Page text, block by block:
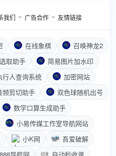
我们 广告合作 友情链接
在线象棋
召唤神龙2
取助手
简易图片加水印
行人查询系统
加密网站
频剪切助手
双色球随机出号
数学口算生成助手
小易传媒工作室导航网站
小K网
吾爱破解